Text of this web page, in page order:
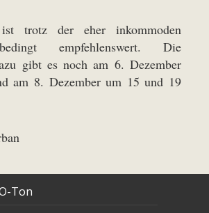
trotz der eher inkommoden
empfehlenswert. Die
gibt es noch am 6. Dezember
am 8. Dezember um 15 und 19
Ton